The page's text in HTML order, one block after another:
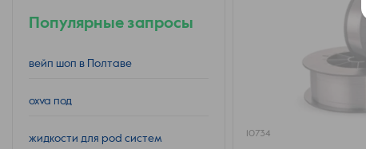
Популярные запросы
вейп шоп в Полтаве
oxva под
жидкости для pod систем 10734